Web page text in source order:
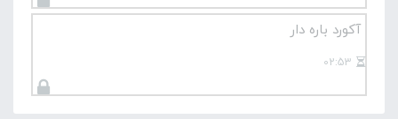
آکورد باره دار
02:53